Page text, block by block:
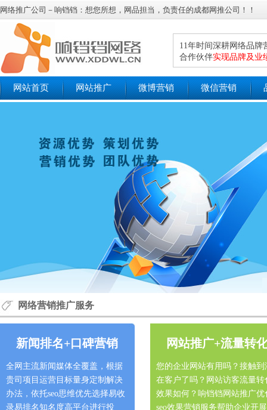
网络推广公司－响铛铛：想您所想，网品担当，负责任的成都网推公司！！
11年时间深耕网络品
合作伙伴实现品牌及业
网站首页 网站推广 微博营销 微信营销
网络营销推广服务
新闻排名+口碑营销
全网主流新闻媒体全覆盖，根据
贵司项目运营目标量身定制解决
办法，依托seo思维优先选择易收
录易排名知名度高平台进行投
网站推广+流量转
您的企业网站有用吗？接触到
在客户了吗？网站访客流量转
效果如何？响铛铛网站推广优
seo效果营销服务帮助企业开